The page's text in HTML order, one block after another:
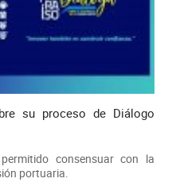
su proceso de Diálogo
consensuar con la
portuaria.